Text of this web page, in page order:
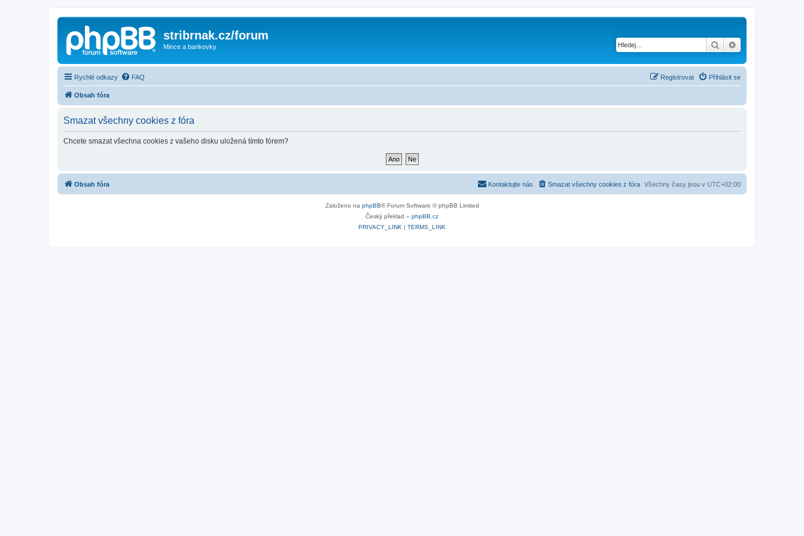
stribrnak.cz/forum
Mince a bankovky Hledat
Rychlé odkazy FAQ Přihlásit se
Registrovat
Obsah fóra
Smazat všechny cookies z fóra
Chcete smazat všechna cookies z vašeho disku uložená tímto fórem?
Obsah fóra Všechny časy jsou v UTC+02:00
Smazat všechny cookies z fóra
Kontaktujte nás
Založeno na phpBB® Forum Software © phpBB Limited
Český překlad – phpBB.cz
PRIVACY_LINK | TERMS_LINK